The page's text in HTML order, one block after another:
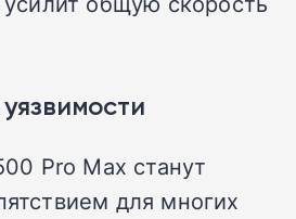
Pro Max станут
для многих